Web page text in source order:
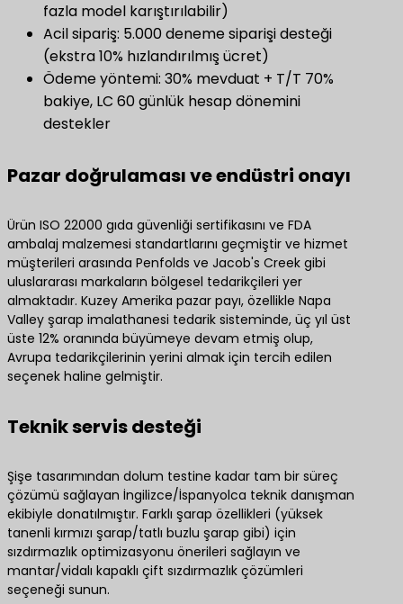
fazla model karıştırılabilir)
Acil sipariş: 5.000 deneme siparişi desteği
(ekstra 10% hızlandırılmış ücret)
Ödeme yöntemi: 30% mevduat + T/T 70%
bakiye, LC 60 günlük hesap dönemini
destekler
Pazar doğrulaması ve endüstri onayı
Ürün ISO 22000 gıda güvenliği sertifikasını ve FDA
ambalaj malzemesi standartlarını geçmiştir ve hizmet
müşterileri arasında Penfolds ve Jacob's Creek gibi
uluslararası markaların bölgesel tedarikçileri yer
almaktadır. Kuzey Amerika pazar payı, özellikle Napa
Valley şarap imalathanesi tedarik sisteminde, üç yıl üst
üste 12% oranında büyümeye devam etmiş olup,
Avrupa tedarikçilerinin yerini almak için tercih edilen
seçenek haline gelmiştir.
Teknik servis desteği
Şişe tasarımından dolum testine kadar tam bir süreç
çözümü sağlayan İngilizce/İspanyolca teknik danışman
ekibiyle donatılmıştır. Farklı şarap özellikleri (yüksek
tanenli kırmızı şarap/tatlı buzlu şarap gibi) için
sızdırmazlık optimizasyonu önerileri sağlayın ve
mantar/vidalı kapaklı çift sızdırmazlık çözümleri
seçeneği sunun.